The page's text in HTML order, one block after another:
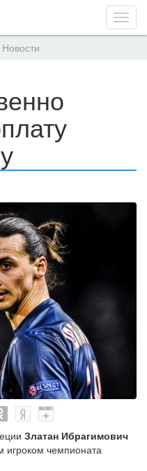
Новости
Златан Ибрагимович
чемпионата